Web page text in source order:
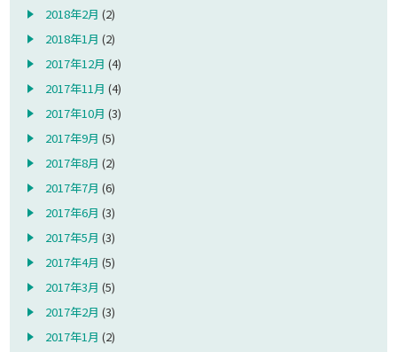
2018年2月 (2)
2018年1月 (2)
2017年12月 (4)
2017年11月 (4)
2017年10月 (3)
2017年9月 (5)
2017年8月 (2)
2017年7月 (6)
2017年6月 (3)
2017年5月 (3)
2017年4月 (5)
2017年3月 (5)
2017年2月 (3)
2017年1月 (2)